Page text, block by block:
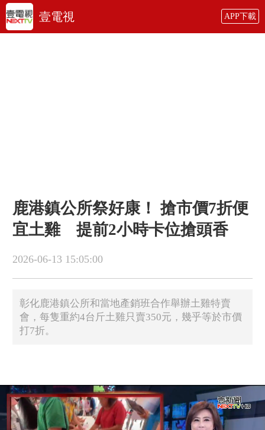
壹電視 APP下載
鹿港鎮公所祭好康！ 搶市價7折便
宜土雞 提前2小時卡位搶頭香
2026-06-13 15:05:00
彰化鹿港鎮公所和當地產銷班合作舉辦土雞特賣
會，每隻重約4台斤土雞只賣350元，幾乎等於市價
打7折。